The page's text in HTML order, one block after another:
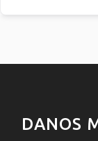
DANOS